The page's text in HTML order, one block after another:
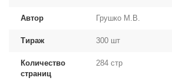
Автор Грушко М.В.
Тираж 300 шт
Количество
страниц
284 стр